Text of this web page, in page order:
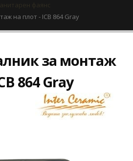
фаянс
на плот - ICB 864 Gray
за монтаж
864 Gray